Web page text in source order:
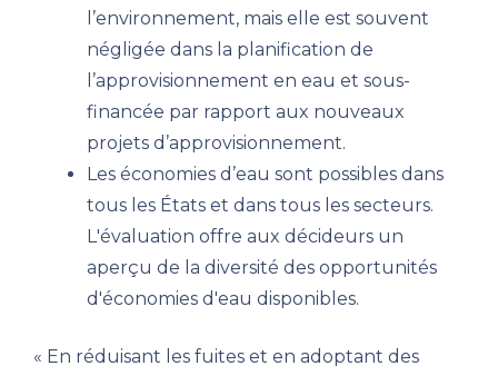
l’environnement, mais elle est souvent
négligée dans la planification de
l’approvisionnement en eau et sous-
financée par rapport aux nouveaux
projets d’approvisionnement.
Les économies d’eau sont possibles dans
tous les États et dans tous les secteurs.
L'évaluation offre aux décideurs un
aperçu de la diversité des opportunités
d'économies d'eau disponibles.
« En réduisant les fuites et en adoptant des